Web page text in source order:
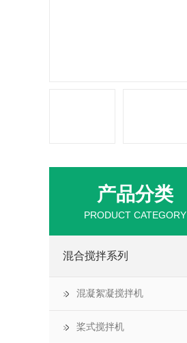
产品分类
PRODUCT CATEGORY
混合搅拌系列
混凝絮凝搅拌机
桨式搅拌机